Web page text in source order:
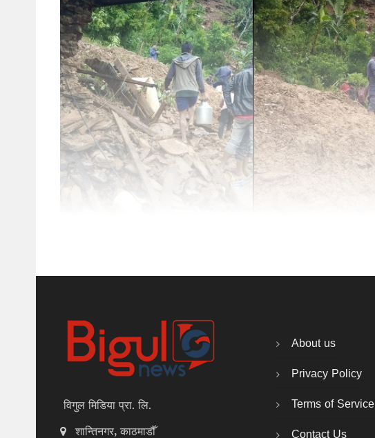
विगुल मिडिया प्रा. लि.
शान्तिनगर, काठमाडौँ
About us
Privacy Policy
Terms of Service